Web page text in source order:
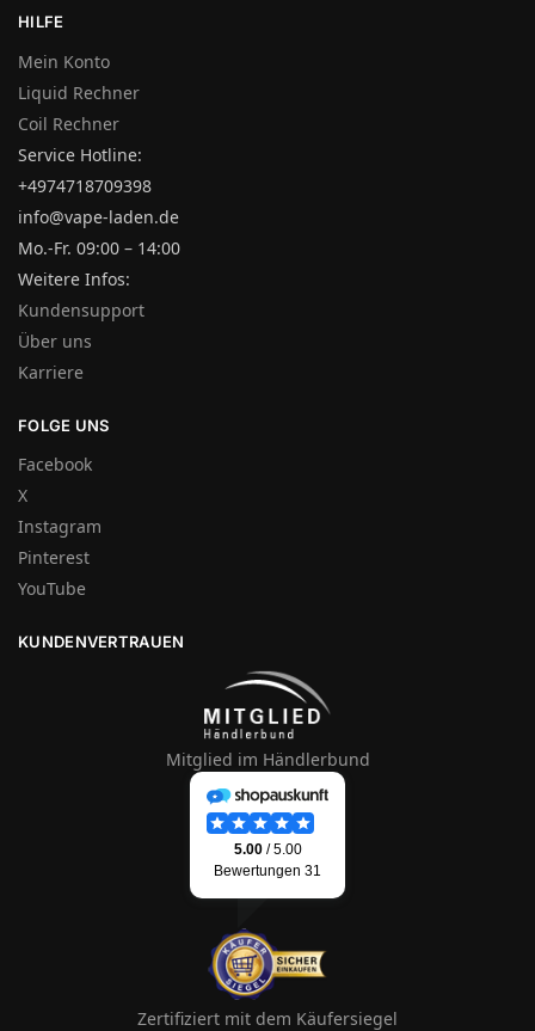
HILFE
Mein Konto
Liquid Rechner
Coil Rechner
Service Hotline:
+4974718709398
info@vape-laden.de
Mo.-Fr. 09:00 – 14:00
Weitere Infos:
Kundensupport
Über uns
Karriere
FOLGE UNS
Facebook
X
Instagram
Pinterest
YouTube
KUNDENVERTRAUEN
Mitglied im Händlerbund
Zertifiziert mit dem Käufersiegel